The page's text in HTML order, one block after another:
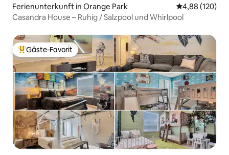
Ferienunterkunft in Orange Park
4,88 (120)
Casandra House – Ruhig / Salzpool und Whirlpool
Beliebter Gäste-Favorit.
Gäste-Favorit